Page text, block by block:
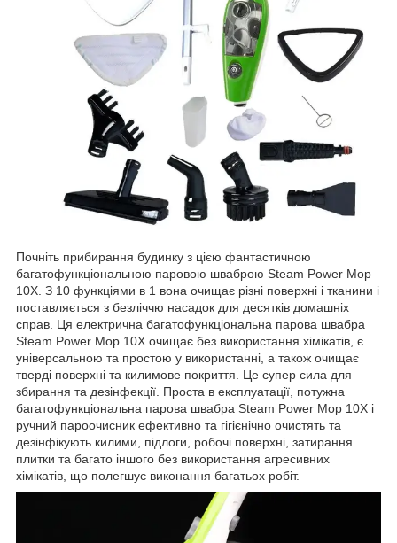
Почніть прибирання будинку з цією фантастичною
багатофункціональною паровою шваброю Steam Power Mop
10X. З 10 функціями в 1 вона очищає різні поверхні і тканини і
поставляється з безліччю насадок для десятків домашніх
справ. Ця електрична багатофункціональна парова швабра
Steam Power Mop 10X очищає без використання хімікатів, є
універсальною та простою у використанні, а також очищає
тверді поверхні та килимове покриття. Це супер сила для
збирання та дезінфекції. Проста в експлуатації, потужна
багатофункціональна парова швабра Steam Power Mop 10X і
ручний пароочисник ефективно та гігієнічно очистять та
дезінфікують килими, підлоги, робочі поверхні, затирання
плитки та багато іншого без використання агресивних
хімікатів, що полегшує виконання багатьох робіт.